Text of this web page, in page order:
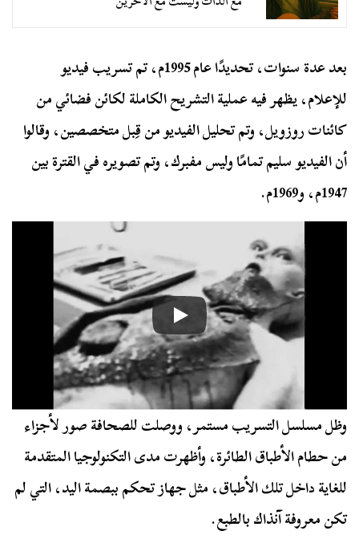
بعد عدة سنوات، تحديدًا عام 1995م، تم تسريب فيديو
للإعلام، يظهر فيه عملية التشريح الكاملة لكائن فضائي من
كائنات روزويل، وتم تحليل الفيديو من قِبل متخصصين، وقالوا
أن الفيديو سليم تمامًا وليس مفبرك، وتم تصويره في القترة بين
1947م، و1969م.
وظل مسلسل التسريب مستمر، ووصلت للصحافة صور لأجزاء
من حطام الأطباق الطائرة، وأظهرت مدى التكنولوجيا المتقدمة
للغاية داخل تلك الأطباق، مثل جهاز تحكم ببصمة اليد، التي لم
تكن معروفة آنذاك بالطبع.